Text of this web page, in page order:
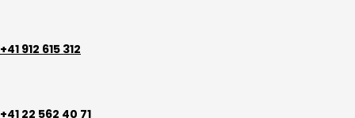
contenu
+41 912 615 312
+41 22 562 40 71